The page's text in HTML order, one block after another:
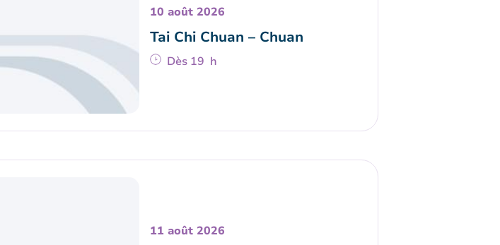
10 août 2026
Tai Chi Chuan – Chuan
Dès 19 h
11 août 2026